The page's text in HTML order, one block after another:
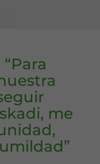
me